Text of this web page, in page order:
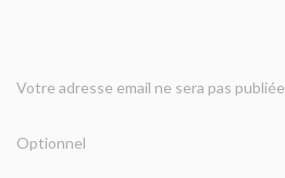
Votre adresse email ne sera pas publiée
Optionnel